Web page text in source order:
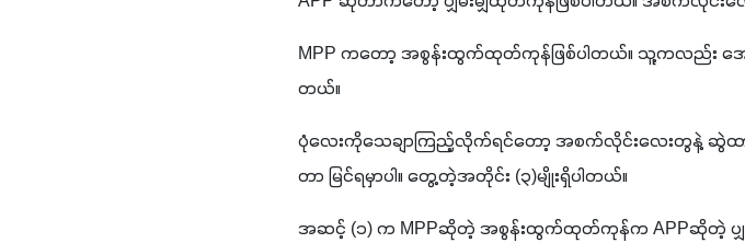
MPP ကတော့ အစွန်းထွက်ထုတ်ကုန်ဖြစ်ပါတယ်။ သူ့ကလည်း အေ
တယ်။
ပုံလေးကိုသေချာကြည့်လိုက်ရင်တော့ အစက်လိုင်းလေးတွနဲ့ ဆွဲထာ
တာ မြင်ရမှာပါ။ တွေ့တဲ့အတိုင်း (၃)မျိုးရှိပါတယ်။
အဆင့် (၁) က MPPဆိုတဲ့ အစွန်းထွက်ထုတ်ကုန်က APPဆိုတဲ့ ပ